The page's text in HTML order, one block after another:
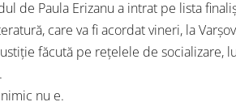
de Paula Erizanu a intrat pe lista
care va fi acordat vineri, la
făcută pe rețelele de socializare,
nu e.